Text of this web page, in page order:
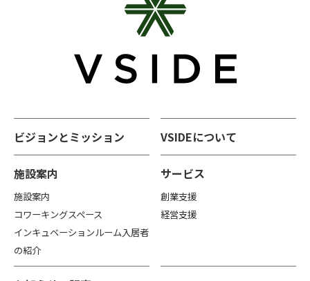
ビジョンとミッション VSIDEについて
施設案内
施設案内
コワーキングスペース
インキュベーションルーム入居者
の紹介
サービス
創業支援
経営支援